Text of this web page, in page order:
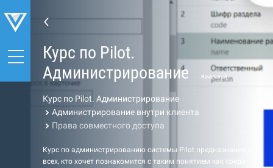
Курс по Pilot.
Администрирование
Начальный
Курс по Pilot. Администрирование
Администрирование внутри клиента
Права совместного доступа
Курс по администрированию системы Pilot предназначен для
всех, кто хочет познакомится с таким понятием как среда